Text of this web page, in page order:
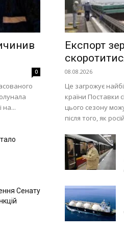
0
на...
Експорт
08.08.2026
Це загрожує
країни Поставки
цього сезону
після того, як
Сенату